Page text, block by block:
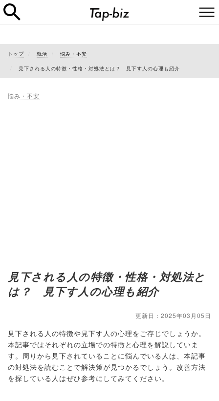
トップ 就活 悩み・不安
見下される人の特徴・性格・対処法とは？ 見下す人の心理も紹介
悩み・不安
見下される人の特徴・性格・対処法と
は？ 見下す人の心理も紹介
更新日：2025年03月05日
見下される人の特徴や見下す人の心理をご存じでしょうか。
本記事ではそれぞれの立場での特徴と心理を解説していま
す。周りから見下されていることに悩んでいる人は、本記事
の対処法を読むことで解決策が見つかるでしょう。改善方法
を探している人はぜひ参考にしてみてください。